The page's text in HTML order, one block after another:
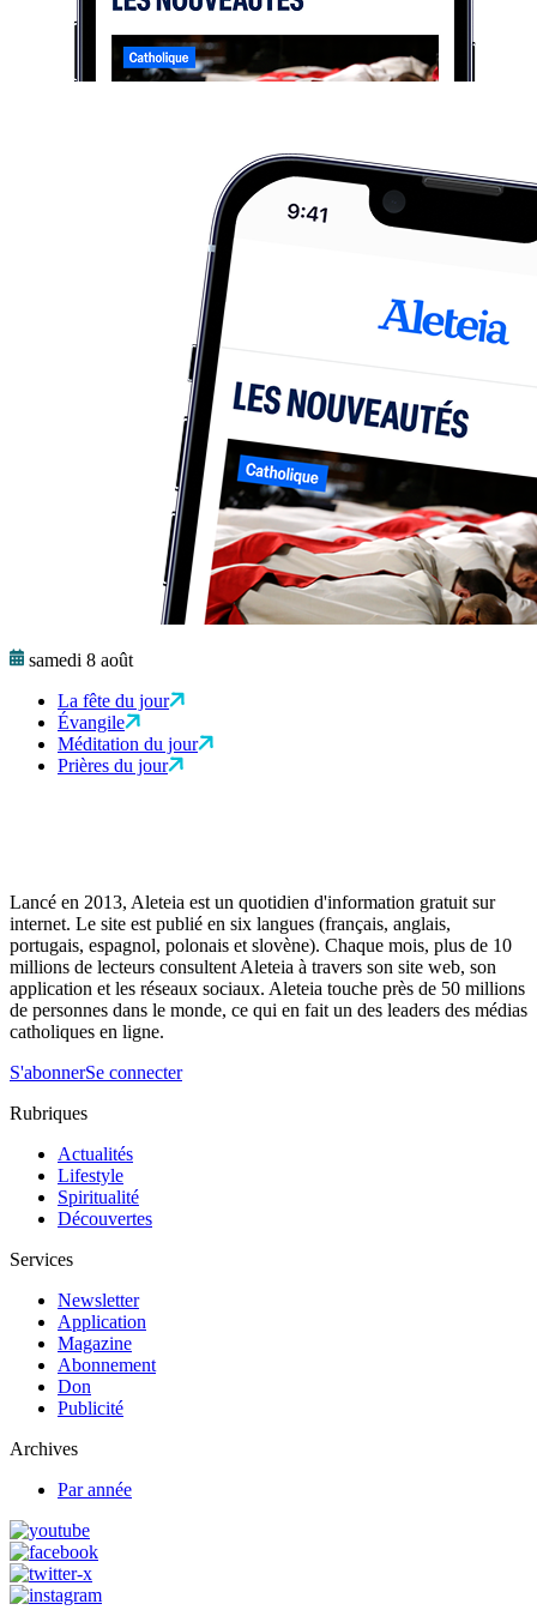
samedi 8 août
La fête du jour
Évangile
Méditation du jour
Prières du jour
Lancé en 2013, Aleteia est un quotidien d'information gratuit sur
internet. Le site est publié en six langues (français, anglais,
portugais, espagnol, polonais et slovène). Chaque mois, plus de 10
millions de lecteurs consultent Aleteia à travers son site web, son
application et les réseaux sociaux. Aleteia touche près de 50 millions
de personnes dans le monde, ce qui en fait un des leaders des médias
catholiques en ligne.
S'abonnerSe connecter
Rubriques
Actualités
Lifestyle
Spiritualité
Découvertes
Services
Newsletter
Application
Magazine
Abonnement
Don
Publicité
Archives
Par année